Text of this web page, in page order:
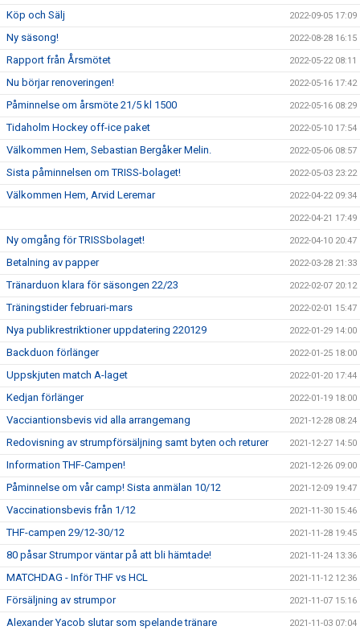
Köp och Sälj 2022-09-05 17:09
Ny säsong! 2022-08-28 16:15
Rapport från Årsmötet 2022-05-22 08:11
Nu börjar renoveringen! 2022-05-16 17:42
Påminnelse om årsmöte 21/5 kl 1500 2022-05-16 08:29
Tidaholm Hockey off-ice paket 2022-05-10 17:54
Välkommen Hem, Sebastian Bergåker Melin. 2022-05-06 08:57
Sista påminnelsen om TRISS-bolaget! 2022-05-03 23:22
Välkommen Hem, Arvid Leremar 2022-04-22 09:34
2022-04-21 17:49
Ny omgång för TRISSbolaget! 2022-04-10 20:47
Betalning av papper 2022-03-28 21:33
Tränarduon klara för säsongen 22/23 2022-02-07 20:12
Träningstider februari-mars 2022-02-01 15:47
Nya publikrestriktioner uppdatering 220129 2022-01-29 14:00
Backduon förlänger 2022-01-25 18:00
Uppskjuten match A-laget 2022-01-20 17:44
Kedjan förlänger 2022-01-19 18:00
Vacciantionsbevis vid alla arrangemang 2021-12-28 08:24
Redovisning av strumpförsäljning samt byten och returer 2021-12-27 14:50
Information THF-Campen! 2021-12-26 09:00
Påminnelse om vår camp! Sista anmälan 10/12 2021-12-09 19:47
Vaccinationsbevis från 1/12 2021-11-30 15:46
THF-campen 29/12-30/12 2021-11-28 19:45
80 påsar Strumpor väntar på att bli hämtade! 2021-11-24 13:36
MATCHDAG - Inför THF vs HCL 2021-11-12 12:36
Försäljning av strumpor 2021-11-07 15:16
Alexander Yacob slutar som spelande tränare 2021-11-03 07:04